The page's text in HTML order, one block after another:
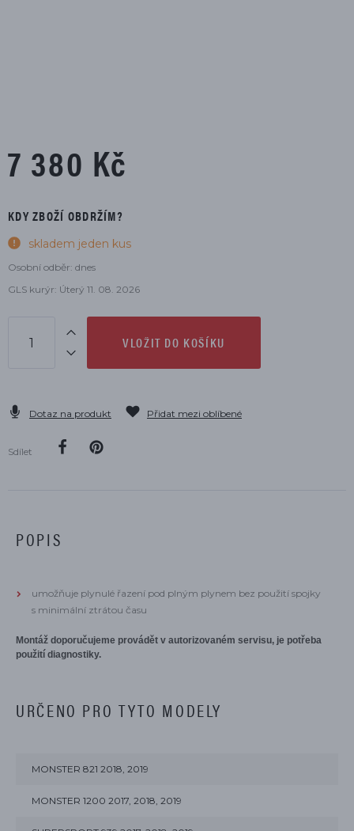
7 380 Kč
KDY ZBOŽÍ OBDRŽÍM?
skladem jeden kus
Osobní odběr: dnes
GLS kurýr: Úterý 11. 08. 2026
VLOŽIT DO KOŠÍKU
Dotaz na produkt Přidat mezi oblíbené
Sdílet
POPIS
umožňuje plynulé řazení pod plným plynem bez použití spojky
s minimální ztrátou času
Montáž doporučujeme provádět v autorizovaném servisu, je potřeba
použití diagnostiky.
URČENO PRO TYTO MODELY
MONSTER 821 2018, 2019
MONSTER 1200 2017, 2018, 2019